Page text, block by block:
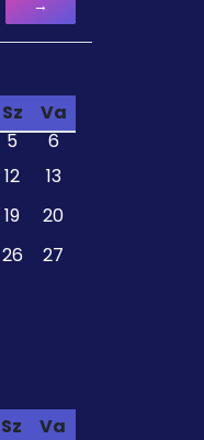
→
Sz
Va
5
6
12
13
19
20
26
27
Sz
Va